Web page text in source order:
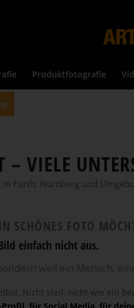
Produktfotografie
– VIELE
Fürth, Nürnberg und
SCHÖNES FOTO
einfach nicht aus.
Nicht steif, nicht wie ein